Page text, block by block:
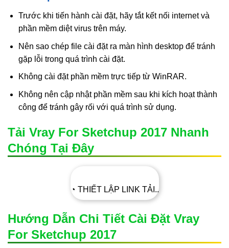
Trước khi tiến hành cài đặt, hãy tắt kết nối internet và
phần mềm diệt virus trên máy.
Nên sao chép file cài đặt ra màn hình desktop để tránh
gặp lỗi trong quá trình cài đặt.
Không cài đặt phần mềm trực tiếp từ WinRAR.
Không nên cập nhật phần mềm sau khi kích hoạt thành
công để tránh gây rối với quá trình sử dụng.
Tải Vray For Sketchup 2017 Nhanh
Chóng Tại Đây
◔ THIẾT LẬP LINK TẢI..
Hướng Dẫn Chi Tiết Cài Đặt Vray
For Sketchup 2017